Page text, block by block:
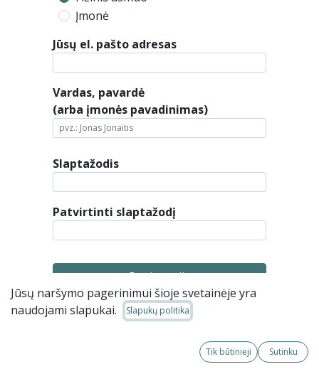
Įmonė
Jūsų el. pašto adresas
Vardas, pavardė
(arba įmonės pavadinimas)
Slaptažodis
Patvirtinti slaptažodį
Registracija
Jau turite paskyrą?
Jūsų naršymo pagerinimui šioje svetainėje yra
naudojami slapukai.
Slapukų politika
Tik būtinieji Sutinku